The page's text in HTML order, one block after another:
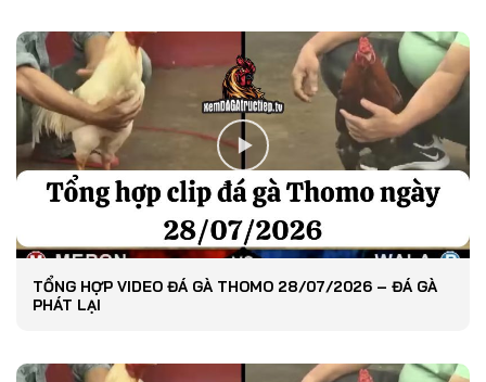
TỔNG HỢP VIDEO ĐÁ GÀ THOMO 28/07/2026 – ĐÁ GÀ
PHÁT LẠI